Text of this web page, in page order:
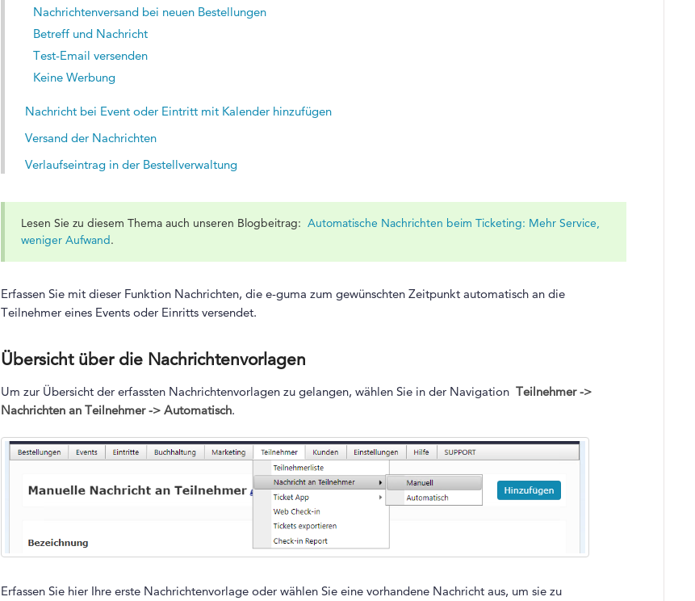
Nachrichtenversand bei neuen Bestellungen
Betreff und Nachricht
Test-Email versenden
Keine Werbung
Nachricht bei Event oder Eintritt mit Kalender hinzufügen
Versand der Nachrichten
Verlaufseintrag in der Bestellverwaltung
Lesen Sie zu diesem Thema auch unseren Blogbeitrag: Automatische Nachrichten beim Ticketing: Mehr Service,
weniger Aufwand.
Erfassen Sie mit dieser Funktion Nachrichten, die e-guma zum gewünschten Zeitpunkt automatisch an die
Teilnehmer eines Events oder Einritts versendet.
Übersicht über die Nachrichtenvorlagen
Um zur Übersicht der erfassten Nachrichtenvorlagen zu gelangen, wählen Sie in der Navigation Teilnehmer ->
Nachrichten an Teilnehmer -> Automatisch.
Erfassen Sie hier Ihre erste Nachrichtenvorlage oder wählen Sie eine vorhandene Nachricht aus, um sie zu